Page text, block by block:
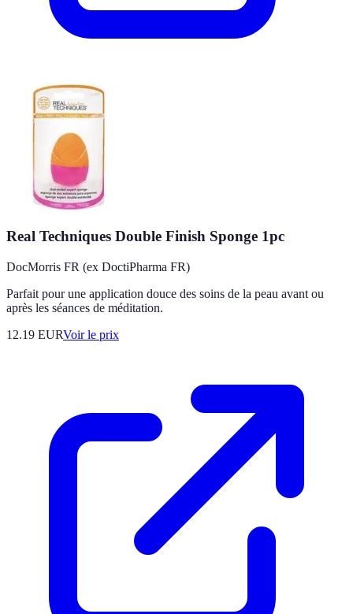
Real Techniques Double Finish Sponge 1pc
DocMorris FR (ex DoctiPharma FR)
Parfait pour une application douce des soins de la peau avant ou
après les séances de méditation.
12.19 EURVoir le prix